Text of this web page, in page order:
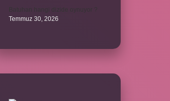
Temmuz 30, 2026